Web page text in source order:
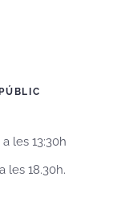
les 13:30h
les 18.30h.